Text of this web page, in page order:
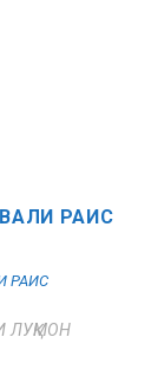
РАИС
ЛУҚМОН